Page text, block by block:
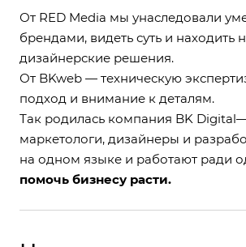
От RED Media мы унаследовали
брендами, видеть суть и находить
дизайнерские решения.
От BKweb — техническую
подход и внимание к деталям.
Так родилась компания BK
маркетологи, дизайнеры и
на одном языке и работают ради
помочь бизнесу расти.